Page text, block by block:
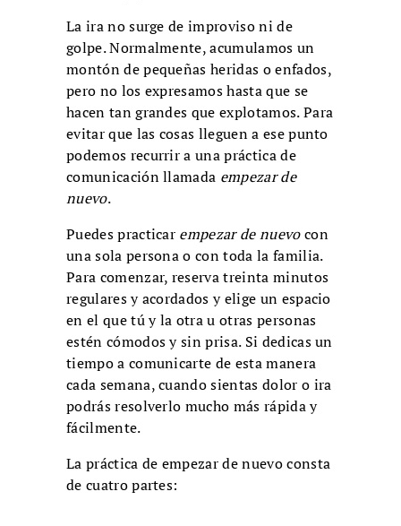
La ira no surge de improviso ni de
golpe. Normalmente, acumulamos un
montón de pequeñas heridas o enfados,
pero no los expresamos hasta que se
hacen tan grandes que explotamos. Para
evitar que las cosas lleguen a ese punto
podemos recurrir a una práctica de
comunicación llamada empezar de
nuevo.
Puedes practicar empezar de nuevocon
una sola persona o con toda la familia.
Para comenzar, reserva treinta minutos
regulares y acordados y elige un espacio
en el que tú y la otra u otras personas
estén cómodos y sin prisa. Si dedicas un
tiempo a comunicarte de esta manera
cada semana, cuando sientas dolor o ira
podrás resolverlo mucho más rápida y
fácilmente.
La práctica de empezar de nuevo consta
de cuatro partes: